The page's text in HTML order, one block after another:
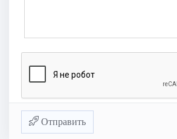
Отправить